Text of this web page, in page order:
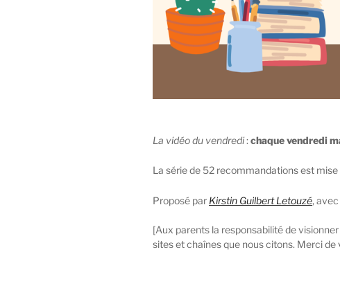
La vidéo du vendredi:chaque vendredi
La série de 52 recommandations est
Proposé par Kirstin Guilbert Letouzé, avec
[Aux parents la responsabilité de
sites et chaînes que nous citons. Merci